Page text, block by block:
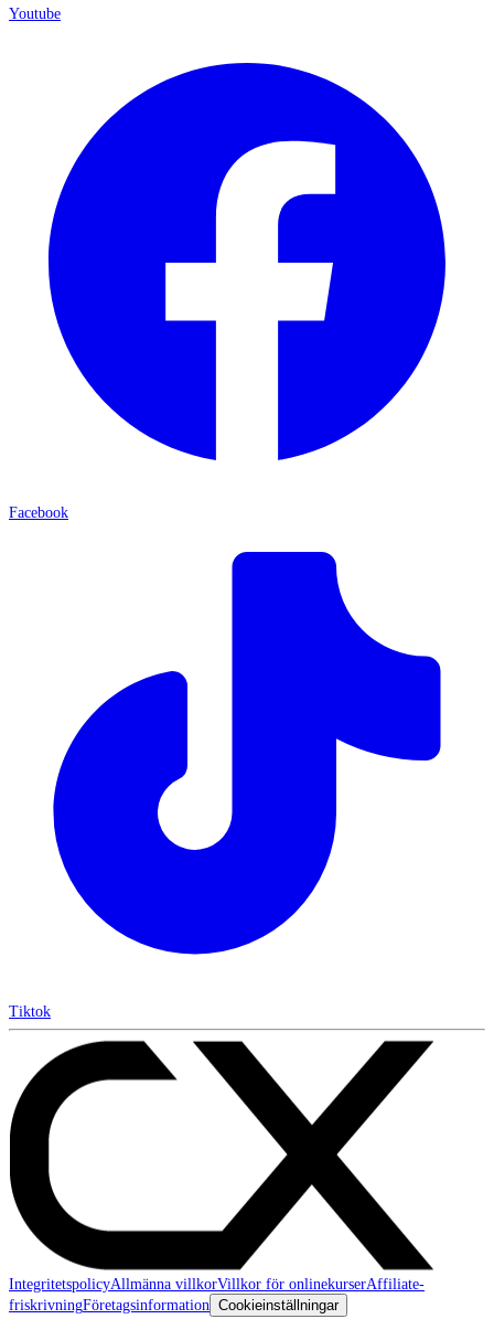
Youtube
Facebook
Tiktok
IntegritetspolicyAllmänna villkorVillkor för onlinekurserAffiliate-
friskrivningFöretagsinformation Cookieinställningar